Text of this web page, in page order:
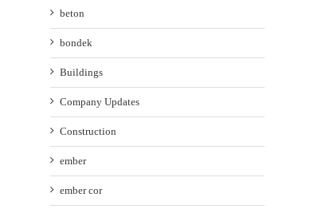
beton
bondek
Buildings
Company Updates
Construction
ember
ember cor